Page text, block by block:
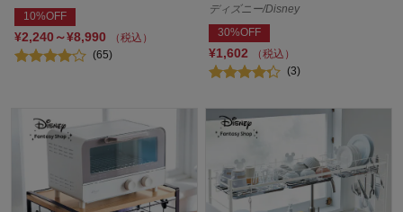
10%OFF
¥2,240～¥8,990
（税込）
(65)
ディズニー/Disney
30%OFF
¥1,602
（税込）
(3)